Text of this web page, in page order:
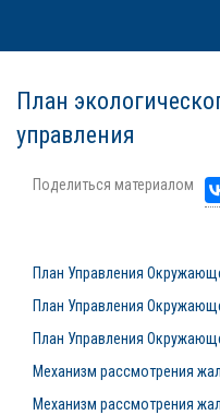
План
управления
Поделиться материалом
План Управления
План Управления
План Управления
Механизм рассмотрения
Механизм рассмотрения